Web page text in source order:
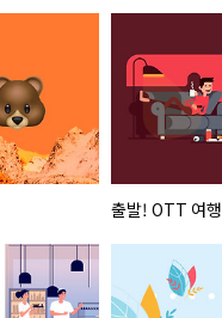
출발! OTT 여행